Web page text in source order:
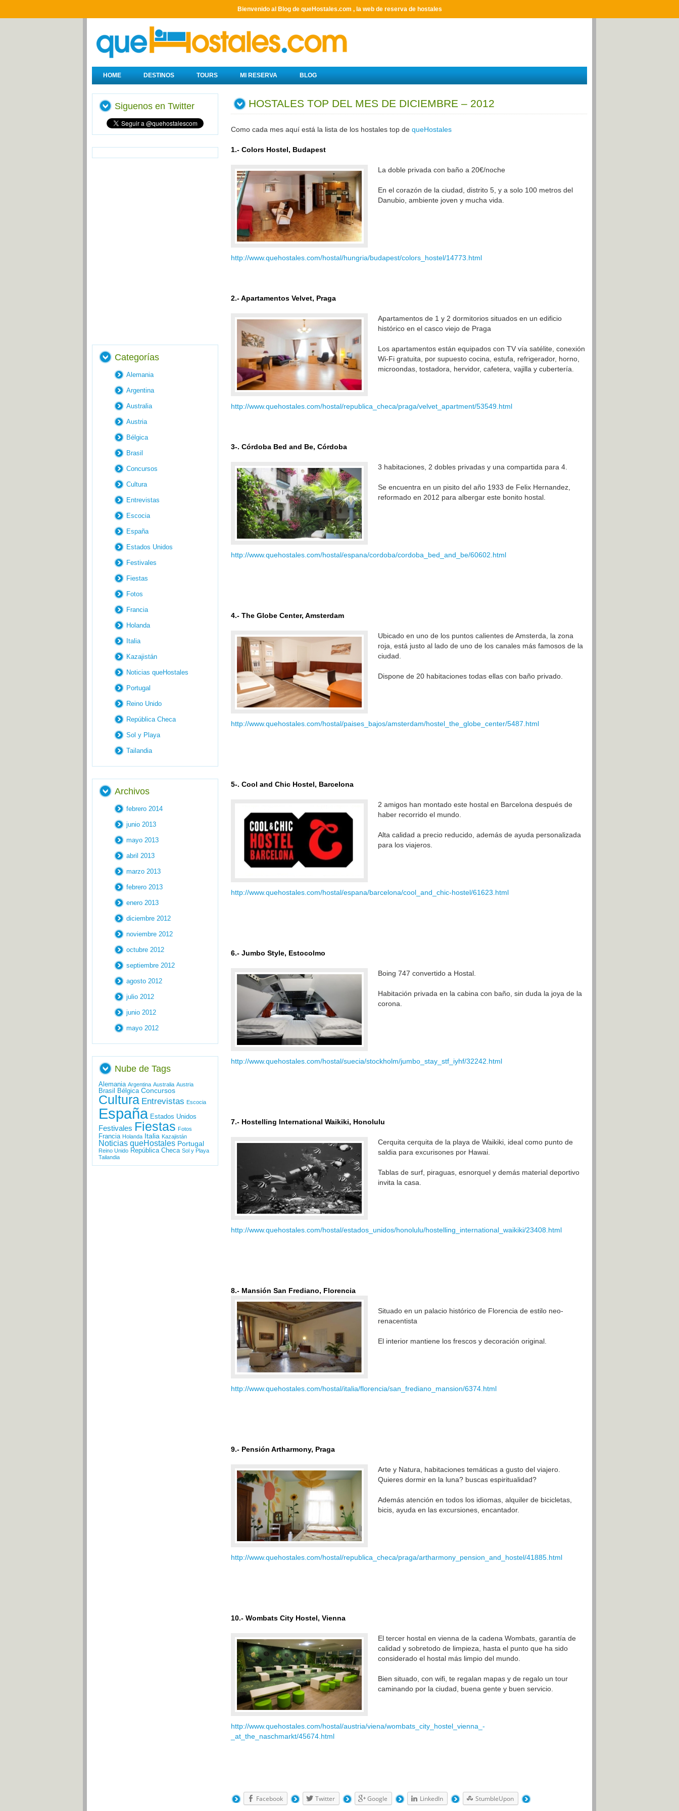
Bienvenido al Blog de queHostales.com , la web de reserva de hostales
HOME DESTINOS TOURS MI RESERVA BLOG
HOSTALES TOP DEL MES DE DICIEMBRE – 2012
Como cada mes aquí está la lista de los hostales top de queHostales
1.- Colors Hostel, Budapest
La doble privada con baño a 20€/noche
En el corazón de la ciudad, distrito 5, y a solo 100 metros del
Danubio, ambiente joven y mucha vida.
http://www.quehostales.com/hostal/hungria/budapest/colors_hostel/14773.html
2.- Apartamentos Velvet, Praga
Apartamentos de 1 y 2 dormitorios situados en un edificio
histórico en el casco viejo de Praga
Los apartamentos están equipados con TV vía satélite, conexión
Wi-Fi gratuita, por supuesto cocina, estufa, refrigerador, horno,
microondas, tostadora, hervidor, cafetera, vajilla y cubertería.
http://www.quehostales.com/hostal/republica_checa/praga/velvet_apartment/53549.html
3-. Córdoba Bed and Be, Córdoba
3 habitaciones, 2 dobles privadas y una compartida para 4.
Se encuentra en un pisito del año 1933 de Felix Hernandez,
reformado en 2012 para albergar este bonito hostal.
http://www.quehostales.com/hostal/espana/cordoba/cordoba_bed_and_be/60602.html
4.- The Globe Center, Amsterdam
Ubicado en uno de los puntos calientes de Amsterda, la zona
roja, está justo al lado de uno de los canales más famosos de la
ciudad.
Dispone de 20 habitaciones todas ellas con baño privado.
http://www.quehostales.com/hostal/paises_bajos/amsterdam/hostel_the_globe_center/5487.html
5-. Cool and Chic Hostel, Barcelona
2 amigos han montado este hostal en Barcelona después de
haber recorrido el mundo.
Alta calidad a precio reducido, además de ayuda personalizada
para los viajeros.
http://www.quehostales.com/hostal/espana/barcelona/cool_and_chic-hostel/61623.html
6.- Jumbo Style, Estocolmo
Boing 747 convertido a Hostal.
Habitación privada en la cabina con baño, sin duda la joya de la
corona.
http://www.quehostales.com/hostal/suecia/stockholm/jumbo_stay_stf_iyhf/32242.html
7.- Hostelling International Waikiki, Honolulu
Cerquita cerquita de la playa de Waikiki, ideal como punto de
saldia para excurisones por Hawai.
Tablas de surf, piraguas, esnorquel y demás material deportivo
invita la casa.
http://www.quehostales.com/hostal/estados_unidos/honolulu/hostelling_international_waikiki/23408.html
8.- Mansión San Frediano, Florencia
Situado en un palacio histórico de Florencia de estilo neo-
renacentista
El interior mantiene los frescos y decoración original.
http://www.quehostales.com/hostal/italia/florencia/san_frediano_mansion/6374.html
9.- Pensión Artharmony, Praga
Arte y Natura, habitaciones temáticas a gusto del viajero.
Quieres dormir en la luna? buscas espiritualidad?
Además atención en todos los idiomas, alquiler de bicicletas,
bicis, ayuda en las excursiones, encantador.
http://www.quehostales.com/hostal/republica_checa/praga/artharmony_pension_and_hostel/41885.html
10.- Wombats City Hostel, Vienna
El tercer hostal en vienna de la cadena Wombats, garantía de
calidad y sobretodo de limpieza, hasta el punto que ha sido
considerado el hostal más limpio del mundo.
Bien situado, con wifi, te regalan mapas y de regalo un tour
caminando por la ciudad, buena gente y buen servicio.
http://www.quehostales.com/hostal/austria/viena/wombats_city_hostel_vienna_-
_at_the_naschmarkt/45674.html
Facebook Twitter Google LinkedIn StumbleUpon
Siguenos en Twitter
Categorías
Alemania
Argentina
Australia
Austria
Bélgica
Brasil
Concursos
Cultura
Entrevistas
Escocia
España
Estados Unidos
Festivales
Fiestas
Fotos
Francia
Holanda
Italia
Kazajistán
Noticias queHostales
Portugal
Reino Unido
República Checa
Sol y Playa
Tailandia
Archivos
febrero 2014
junio 2013
mayo 2013
abril 2013
marzo 2013
febrero 2013
enero 2013
diciembre 2012
noviembre 2012
octubre 2012
septiembre 2012
agosto 2012
julio 2012
junio 2012
mayo 2012
Nube de Tags
Alemania Argentina Australia Austria
Brasil Bélgica Concursos
Cultura Entrevistas Escocia
España Estados Unidos
Festivales Fiestas Fotos
Francia Holanda Italia Kazajistán
Noticias queHostales Portugal
Reino Unido República Checa Sol y Playa
Tailandia